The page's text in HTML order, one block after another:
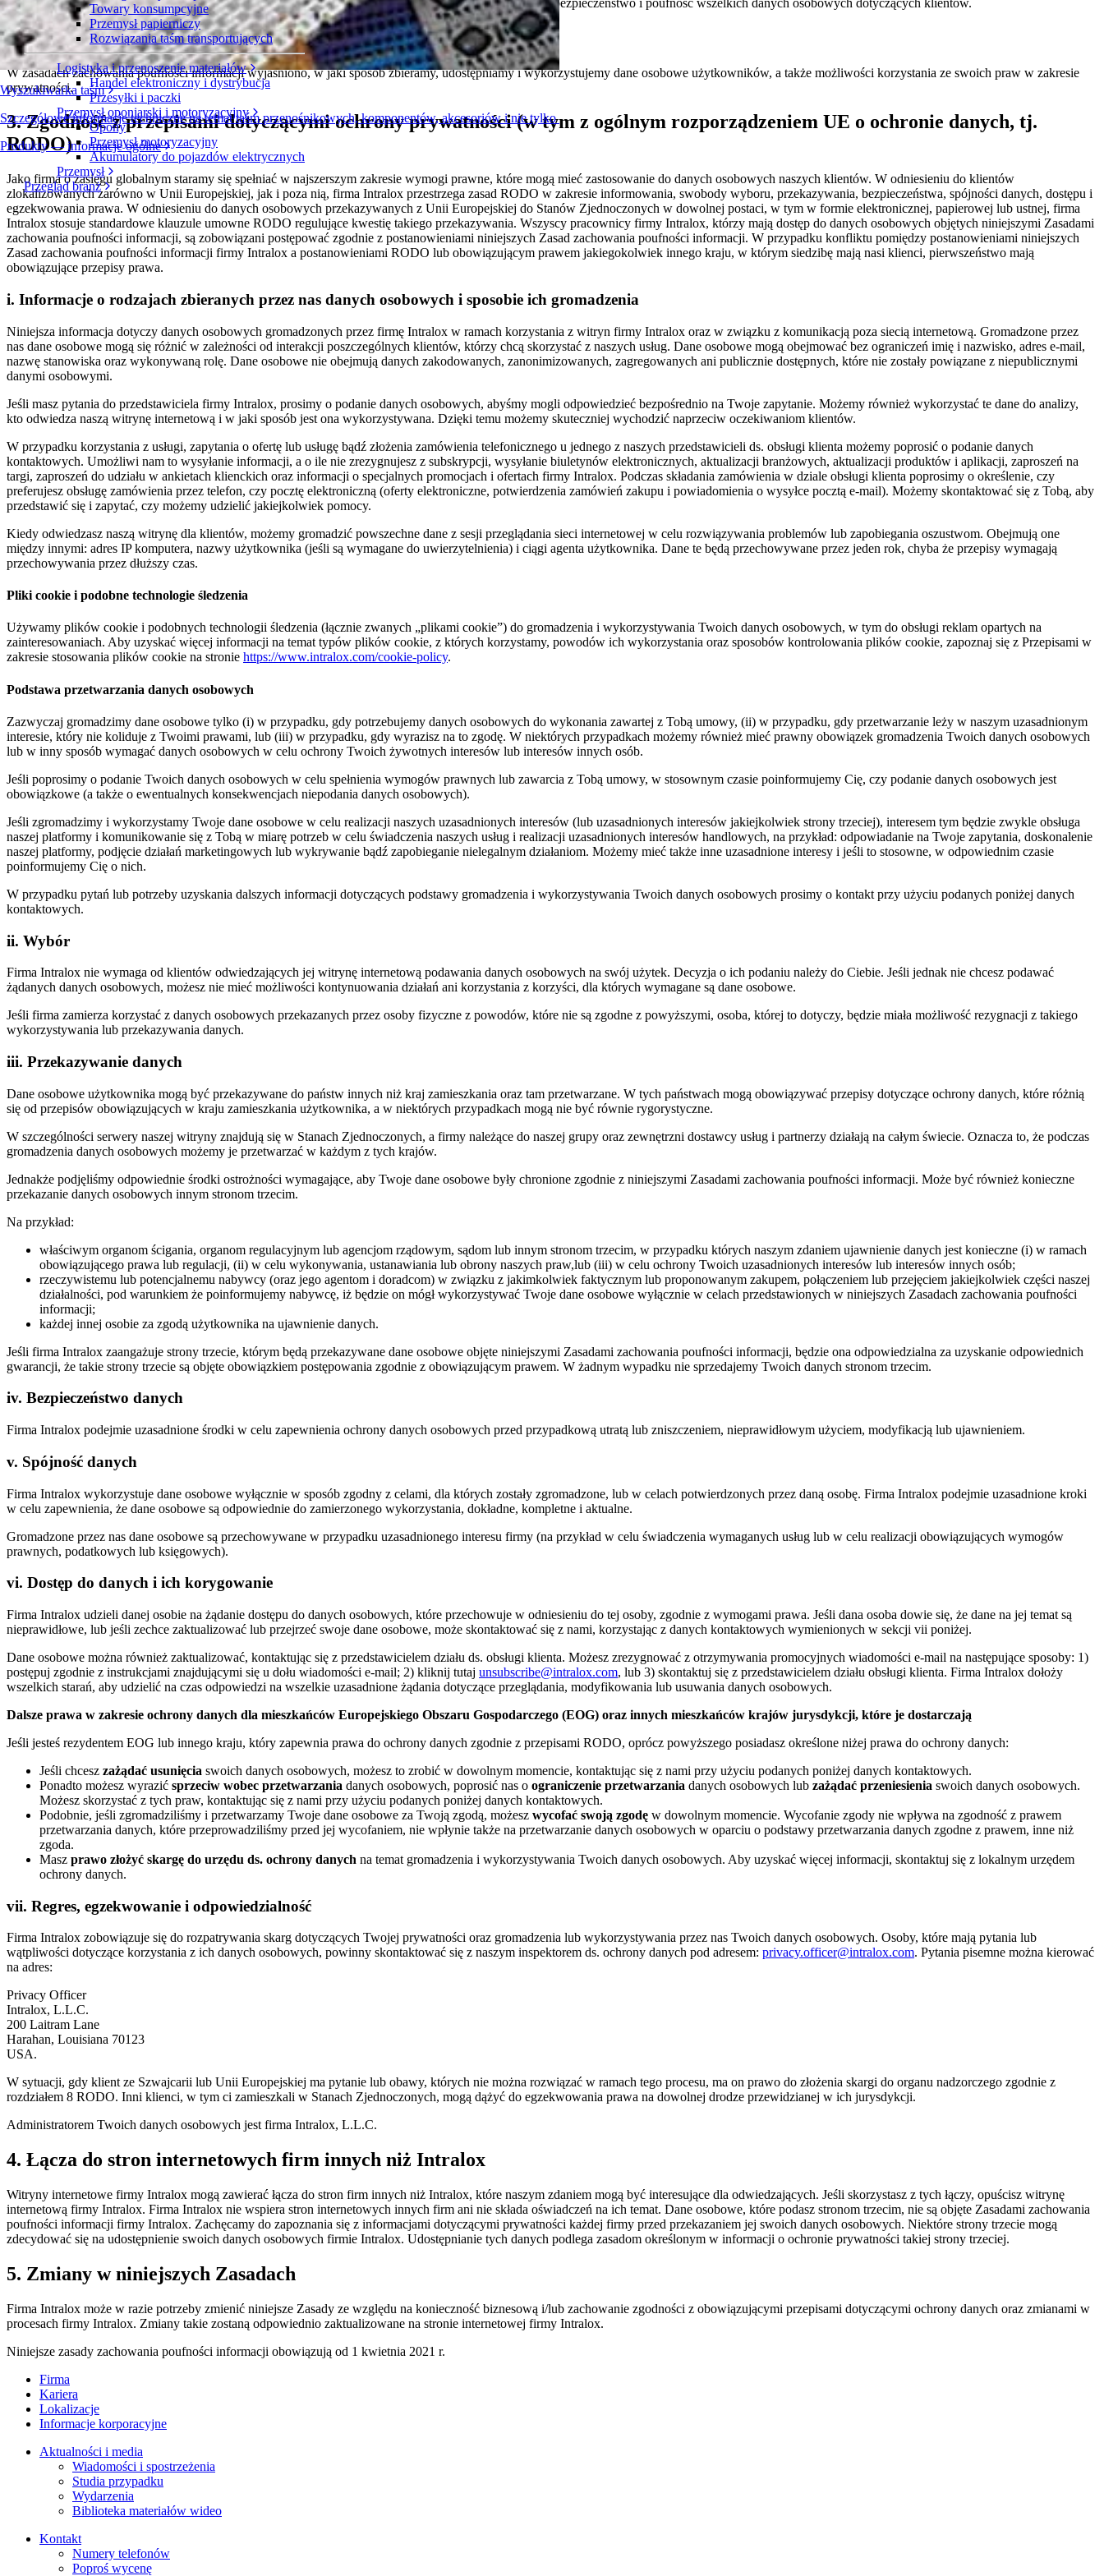
Wyszukiwarka taśm
Szczegółowe informacje techniczne na temat taśm przenośnikowych, komponentów, akcesoriów i nie tylko
Produkty — informacje ogólne
Towary konsumpcyjne
Przemysł papierniczy
Rozwiązania taśm transportujących
Logistyka i przenoszenie materiałów
Handel elektroniczny i dystrybucja
Przesyłki i paczki
Przemysł oponiarski i motoryzacyjny
Opony
Przemysł motoryzacyjny
Akumulatory do pojazdów elektrycznych
Przemysł
Przegląd branż
2. Zakres
W zasadach zachowania poufności informacji wyjaśniono, w jaki sposób zbieramy, udostępniamy i wykorzystujemy dane osobowe użytkowników, a także możliwości korzystania ze swoich praw w zakresie
prywatności.
3. Zgodność z przepisami dotyczącymi ochrony prywatności (w tym z ogólnym rozporządzeniem UE o ochronie danych, tj.
RODO)
Jako firma o zasięgu globalnym staramy się spełniać w najszerszym zakresie wymogi prawne, które mogą mieć zastosowanie do danych osobowych naszych klientów. W odniesieniu do klientów
zlokalizowanych zarówno w Unii Europejskiej, jak i poza nią, firma Intralox przestrzega zasad RODO w zakresie informowania, swobody wyboru, przekazywania, bezpieczeństwa, spójności danych, dostępu i
egzekwowania prawa. W odniesieniu do danych osobowych przekazywanych z Unii Europejskiej do Stanów Zjednoczonych w dowolnej postaci, w tym w formie elektronicznej, papierowej lub ustnej, firma
Intralox stosuje standardowe klauzule umowne RODO regulujące kwestię takiego przekazywania. Wszyscy pracownicy firmy Intralox, którzy mają dostęp do danych osobowych objętych niniejszymi Zasadami
zachowania poufności informacji, są zobowiązani postępować zgodnie z postanowieniami niniejszych Zasad zachowania poufności informacji. W przypadku konfliktu pomiędzy postanowieniami niniejszych
Zasad zachowania poufności informacji firmy Intralox a postanowieniami RODO lub obowiązującym prawem jakiegokolwiek innego kraju, w którym siedzibę mają nasi klienci, pierwszeństwo mają
obowiązujące przepisy prawa.
i. Informacje o rodzajach zbieranych przez nas danych osobowych i sposobie ich gromadzenia
Niniejsza informacja dotyczy danych osobowych gromadzonych przez firmę Intralox w ramach korzystania z witryn firmy Intralox oraz w związku z komunikacją poza siecią internetową. Gromadzone przez
nas dane osobowe mogą się różnić w zależności od interakcji poszczególnych klientów, którzy chcą skorzystać z naszych usług. Dane osobowe mogą obejmować bez ograniczeń imię i nazwisko, adres e-mail,
nazwę stanowiska oraz wykonywaną rolę. Dane osobowe nie obejmują danych zakodowanych, zanonimizowanych, zagregowanych ani publicznie dostępnych, które nie zostały powiązane z niepublicznymi
danymi osobowymi.
Jeśli masz pytania do przedstawiciela firmy Intralox, prosimy o podanie danych osobowych, abyśmy mogli odpowiedzieć bezpośrednio na Twoje zapytanie. Możemy również wykorzystać te dane do analizy,
kto odwiedza naszą witrynę internetową i w jaki sposób jest ona wykorzystywana. Dzięki temu możemy skuteczniej wychodzić naprzeciw oczekiwaniom klientów.
W przypadku korzystania z usługi, zapytania o ofertę lub usługę bądź złożenia zamówienia telefonicznego u jednego z naszych przedstawicieli ds. obsługi klienta możemy poprosić o podanie danych
kontaktowych. Umożliwi nam to wysyłanie informacji, a o ile nie zrezygnujesz z subskrypcji, wysyłanie biuletynów elektronicznych, aktualizacji branżowych, aktualizacji produktów i aplikacji, zaproszeń na
targi, zaproszeń do udziału w ankietach klienckich oraz informacji o specjalnych promocjach i ofertach firmy Intralox. Podczas składania zamówienia w dziale obsługi klienta poprosimy o określenie, czy
preferujesz obsługę zamówienia przez telefon, czy pocztę elektroniczną (oferty elektroniczne, potwierdzenia zamówień zakupu i powiadomienia o wysyłce pocztą e-mail). Możemy skontaktować się z Tobą, aby
przedstawić się i zapytać, czy możemy udzielić jakiejkolwiek pomocy.
Kiedy odwiedzasz naszą witrynę dla klientów, możemy gromadzić powszechne dane z sesji przeglądania sieci internetowej w celu rozwiązywania problemów lub zapobiegania oszustwom. Obejmują one
między innymi: adres IP komputera, nazwy użytkownika (jeśli są wymagane do uwierzytelnienia) i ciągi agenta użytkownika. Dane te będą przechowywane przez jeden rok, chyba że przepisy wymagają
przechowywania przez dłuższy czas.
Pliki cookie i podobne technologie śledzenia
Używamy plików cookie i podobnych technologii śledzenia (łącznie zwanych „plikami cookie”) do gromadzenia i wykorzystywania Twoich danych osobowych, w tym do obsługi reklam opartych na
zainteresowaniach. Aby uzyskać więcej informacji na temat typów plików cookie, z których korzystamy, powodów ich wykorzystania oraz sposobów kontrolowania plików cookie, zapoznaj się z Przepisami w
zakresie stosowania plików cookie na stronie https://www.intralox.com/cookie-policy.
Podstawa przetwarzania danych osobowych
Zazwyczaj gromadzimy dane osobowe tylko (i) w przypadku, gdy potrzebujemy danych osobowych do wykonania zawartej z Tobą umowy, (ii) w przypadku, gdy przetwarzanie leży w naszym uzasadnionym
interesie, który nie koliduje z Twoimi prawami, lub (iii) w przypadku, gdy wyrazisz na to zgodę. W niektórych przypadkach możemy również mieć prawny obowiązek gromadzenia Twoich danych osobowych
lub w inny sposób wymagać danych osobowych w celu ochrony Twoich żywotnych interesów lub interesów innych osób.
Jeśli poprosimy o podanie Twoich danych osobowych w celu spełnienia wymogów prawnych lub zawarcia z Tobą umowy, w stosownym czasie poinformujemy Cię, czy podanie danych osobowych jest
obowiązkowe (a także o ewentualnych konsekwencjach niepodania danych osobowych).
Jeśli zgromadzimy i wykorzystamy Twoje dane osobowe w celu realizacji naszych uzasadnionych interesów (lub uzasadnionych interesów jakiejkolwiek strony trzeciej), interesem tym będzie zwykle obsługa
naszej platformy i komunikowanie się z Tobą w miarę potrzeb w celu świadczenia naszych usług i realizacji uzasadnionych interesów handlowych, na przykład: odpowiadanie na Twoje zapytania, doskonalenie
naszej platformy, podjęcie działań marketingowych lub wykrywanie bądź zapobieganie nielegalnym działaniom. Możemy mieć także inne uzasadnione interesy i jeśli to stosowne, w odpowiednim czasie
poinformujemy Cię o nich.
W przypadku pytań lub potrzeby uzyskania dalszych informacji dotyczących podstawy gromadzenia i wykorzystywania Twoich danych osobowych prosimy o kontakt przy użyciu podanych poniżej danych
kontaktowych.
ii. Wybór
Firma Intralox nie wymaga od klientów odwiedzających jej witrynę internetową podawania danych osobowych na swój użytek. Decyzja o ich podaniu należy do Ciebie. Jeśli jednak nie chcesz podawać
żądanych danych osobowych, możesz nie mieć możliwości kontynuowania działań ani korzystania z korzyści, dla których wymagane są dane osobowe.
Jeśli firma zamierza korzystać z danych osobowych przekazanych przez osoby fizyczne z powodów, które nie są zgodne z powyższymi, osoba, której to dotyczy, będzie miała możliwość rezygnacji z takiego
wykorzystywania lub przekazywania danych.
iii. Przekazywanie danych
Dane osobowe użytkownika mogą być przekazywane do państw innych niż kraj zamieszkania oraz tam przetwarzane. W tych państwach mogą obowiązywać przepisy dotyczące ochrony danych, które różnią
się od przepisów obowiązujących w kraju zamieszkania użytkownika, a w niektórych przypadkach mogą nie być równie rygorystyczne.
W szczególności serwery naszej witryny znajdują się w Stanach Zjednoczonych, a firmy należące do naszej grupy oraz zewnętrzni dostawcy usług i partnerzy działają na całym świecie. Oznacza to, że podczas
gromadzenia danych osobowych możemy je przetwarzać w każdym z tych krajów.
Jednakże podjęliśmy odpowiednie środki ostrożności wymagające, aby Twoje dane osobowe były chronione zgodnie z niniejszymi Zasadami zachowania poufności informacji. Może być również konieczne
przekazanie danych osobowych innym stronom trzecim.
Na przykład:
właściwym organom ścigania, organom regulacyjnym lub agencjom rządowym, sądom lub innym stronom trzecim, w przypadku których naszym zdaniem ujawnienie danych jest konieczne (i) w ramach
obowiązującego prawa lub regulacji, (ii) w celu wykonywania, ustanawiania lub obrony naszych praw,lub (iii) w celu ochrony Twoich uzasadnionych interesów lub interesów innych osób;
rzeczywistemu lub potencjalnemu nabywcy (oraz jego agentom i doradcom) w związku z jakimkolwiek faktycznym lub proponowanym zakupem, połączeniem lub przejęciem jakiejkolwiek części naszej
działalności, pod warunkiem że poinformujemy nabywcę, iż będzie on mógł wykorzystywać Twoje dane osobowe wyłącznie w celach przedstawionych w niniejszych Zasadach zachowania poufności
informacji;
każdej innej osobie za zgodą użytkownika na ujawnienie danych.
Jeśli firma Intralox zaangażuje strony trzecie, którym będą przekazywane dane osobowe objęte niniejszymi Zasadami zachowania poufności informacji, będzie ona odpowiedzialna za uzyskanie odpowiednich
gwarancji, że takie strony trzecie są objęte obowiązkiem postępowania zgodnie z obowiązującym prawem. W żadnym wypadku nie sprzedajemy Twoich danych stronom trzecim.
iv. Bezpieczeństwo danych
Firma Intralox podejmie uzasadnione środki w celu zapewnienia ochrony danych osobowych przed przypadkową utratą lub zniszczeniem, nieprawidłowym użyciem, modyfikacją lub ujawnieniem.
v. Spójność danych
Firma Intralox wykorzystuje dane osobowe wyłącznie w sposób zgodny z celami, dla których zostały zgromadzone, lub w celach potwierdzonych przez daną osobę. Firma Intralox podejmie uzasadnione kroki
w celu zapewnienia, że dane osobowe są odpowiednie do zamierzonego wykorzystania, dokładne, kompletne i aktualne.
Gromadzone przez nas dane osobowe są przechowywane w przypadku uzasadnionego interesu firmy (na przykład w celu świadczenia wymaganych usług lub w celu realizacji obowiązujących wymogów
prawnych, podatkowych lub księgowych).
vi. Dostęp do danych i ich korygowanie
Firma Intralox udzieli danej osobie na żądanie dostępu do danych osobowych, które przechowuje w odniesieniu do tej osoby, zgodnie z wymogami prawa. Jeśli dana osoba dowie się, że dane na jej temat są
nieprawidłowe, lub jeśli zechce zaktualizować lub przejrzeć swoje dane osobowe, może skontaktować się z nami, korzystając z danych kontaktowych wymienionych w sekcji vii poniżej.
Dane osobowe można również zaktualizować, kontaktując się z przedstawicielem działu ds. obsługi klienta. Możesz zrezygnować z otrzymywania promocyjnych wiadomości e-mail na następujące sposoby: 1)
postępuj zgodnie z instrukcjami znajdującymi się u dołu wiadomości e-mail; 2) kliknij tutaj unsubscribe@intralox.com, lub 3) skontaktuj się z przedstawicielem działu obsługi klienta. Firma Intralox dołoży
wszelkich starań, aby udzielić na czas odpowiedzi na wszelkie uzasadnione żądania dotyczące przeglądania, modyfikowania lub usuwania danych osobowych.
Dalsze prawa w zakresie ochrony danych dla mieszkańców Europejskiego Obszaru Gospodarczego (EOG) oraz innych mieszkańców krajów jurysdykcji, które je dostarczają
Jeśli jesteś rezydentem EOG lub innego kraju, który zapewnia prawa do ochrony danych zgodnie z przepisami RODO, oprócz powyższego posiadasz określone niżej prawa do ochrony danych:
Jeśli chcesz zażądać usunięcia swoich danych osobowych, możesz to zrobić w dowolnym momencie, kontaktując się z nami przy użyciu podanych poniżej danych kontaktowych.
Ponadto możesz wyrazić sprzeciw wobec przetwarzania danych osobowych, poprosić nas o ograniczenie przetwarzania danych osobowych lub zażądać przeniesienia swoich danych osobowych.
Możesz skorzystać z tych praw, kontaktując się z nami przy użyciu podanych poniżej danych kontaktowych.
Podobnie, jeśli zgromadziliśmy i przetwarzamy Twoje dane osobowe za Twoją zgodą, możesz wycofać swoją zgodę w dowolnym momencie. Wycofanie zgody nie wpływa na zgodność z prawem
przetwarzania danych, które przeprowadziliśmy przed jej wycofaniem, nie wpłynie także na przetwarzanie danych osobowych w oparciu o podstawy przetwarzania danych zgodne z prawem, inne niż
zgoda.
Masz prawo złożyć skargę do urzędu ds. ochrony danych na temat gromadzenia i wykorzystywania Twoich danych osobowych. Aby uzyskać więcej informacji, skontaktuj się z lokalnym urzędem
ochrony danych.
vii. Regres, egzekwowanie i odpowiedzialność
Firma Intralox zobowiązuje się do rozpatrywania skarg dotyczących Twojej prywatności oraz gromadzenia lub wykorzystywania przez nas Twoich danych osobowych. Osoby, które mają pytania lub
wątpliwości dotyczące korzystania z ich danych osobowych, powinny skontaktować się z naszym inspektorem ds. ochrony danych pod adresem: privacy.officer@intralox.com. Pytania pisemne można kierować
na adres:
Privacy Officer
Intralox, L.L.C.
200 Laitram Lane
Harahan, Louisiana 70123
USA.
W sytuacji, gdy klient ze Szwajcarii lub Unii Europejskiej ma pytanie lub obawy, których nie można rozwiązać w ramach tego procesu, ma on prawo do złożenia skargi do organu nadzorczego zgodnie z
rozdziałem 8 RODO. Inni klienci, w tym ci zamieszkali w Stanach Zjednoczonych, mogą dążyć do egzekwowania prawa na dowolnej drodze przewidzianej w ich jurysdykcji.
Administratorem Twoich danych osobowych jest firma Intralox, L.L.C.
4. Łącza do stron internetowych firm innych niż Intralox
Witryny internetowe firmy Intralox mogą zawierać łącza do stron firm innych niż Intralox, które naszym zdaniem mogą być interesujące dla odwiedzających. Jeśli skorzystasz z tych łączy, opuścisz witrynę
internetową firmy Intralox. Firma Intralox nie wspiera stron internetowych innych firm ani nie składa oświadczeń na ich temat. Dane osobowe, które podasz stronom trzecim, nie są objęte Zasadami zachowania
poufności informacji firmy Intralox. Zachęcamy do zapoznania się z informacjami dotyczącymi prywatności każdej firmy przed przekazaniem jej swoich danych osobowych. Niektóre strony trzecie mogą
zdecydować się na udostępnienie swoich danych osobowych firmie Intralox. Udostępnianie tych danych podlega zasadom określonym w informacji o ochronie prywatności takiej strony trzeciej.
5. Zmiany w niniejszych Zasadach
Firma Intralox może w razie potrzeby zmienić niniejsze Zasady ze względu na konieczność biznesową i/lub zachowanie zgodności z obowiązującymi przepisami dotyczącymi ochrony danych oraz zmianami w
procesach firmy Intralox. Zmiany takie zostaną odpowiednio zaktualizowane na stronie internetowej firmy Intralox.
Niniejsze zasady zachowania poufności informacji obowiązują od 1 kwietnia 2021 r.
Firma
Kariera
Lokalizacje
Informacje korporacyjne
Aktualności i media
Wiadomości i spostrzeżenia
Studia przypadku
Wydarzenia
Biblioteka materiałów wideo
Kontakt
Numery telefonów
Poproś wycenę